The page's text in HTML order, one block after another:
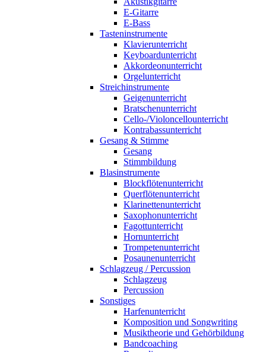
E-Gitarre
E-Bass
Tasteninstrumente
Klavierunterricht
Keyboardunterricht
Akkordeonunterricht
Orgelunterricht
Streichinstrumente
Geigenunterricht
Bratschenunterricht
Cello-/Violoncellounterricht
Kontrabassunterricht
Gesang & Stimme
Gesang
Stimmbildung
Blasinstrumente
Blockflötenunterricht
Querflötenunterricht
Klarinettenunterricht
Saxophonunterricht
Fagottunterricht
Hornunterricht
Trompetenunterricht
Posaunenunterricht
Schlagzeug / Percussion
Schlagzeug
Percussion
Sonstiges
Harfenunterricht
Komposition und Songwriting
Musiktheorie und Gehörbildung
Bandcoaching